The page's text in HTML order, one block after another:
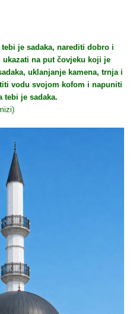
je sadaka, narediti dobro i
na put čovjeku koji je
uklanjanje kamena, trnja i
vodu svojom kofom i napuniti
tebi je sadaka.